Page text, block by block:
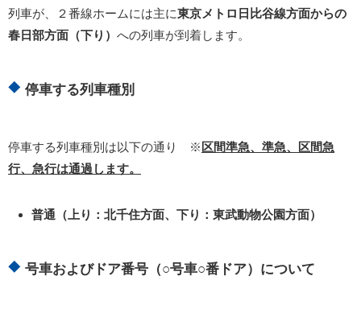
列車が、２番線ホームには主に東京メトロ日比谷線方面からの
春日部方面（下り） への列車が到着します。
停車する列車種別
停車する列車種別は以下の通り ※ 区間準急、準急、区間急
行、急行は通過します。
普通（上り：北千住方面、下り：東武動物公園方面）
号車およびドア番号（○号車○番ドア）について